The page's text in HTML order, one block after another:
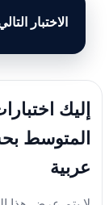
الاختبار
إليك
المتوسط
عربية